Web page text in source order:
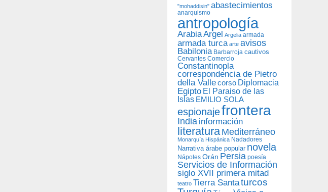
"mohaddisin" abastecimientos
anarquismo
antropología
ArabiaArgel Argelia armada
armada turca arte avisos
Babilonia Barbarroja cautivos
Cervantes Comercio
Constantinopla
correspondencia de Pietro
della Vallecorso Diplomacia
Egipto El Paraiso de las
Islas EMILIO SOLA
espionajefrontera
India información
literatura Mediterráneo
Monarquía Hispánica Nadadores
Narrativa árabe popular novela
Nápoles Orán Persia poesía
Servicios de Información
siglo XVII primera mitad
teatro Tierra Santaturcos